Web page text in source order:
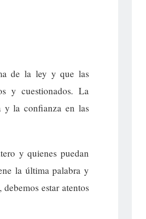
de la ley y que las
y cuestionados. La
y la confianza en las
y quienes puedan
la última palabra y
estar atentos